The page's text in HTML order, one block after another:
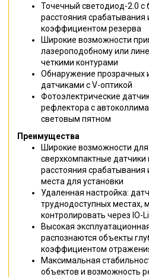
Точечный светодиод-2.0
расстояния срабатывания
коэффициентом резерва
Широкие возможности
лазероподобному или
четкими контурами
Обнаружение прозрачных
датчиками с V-оптикой
Фотоэлектрические
рефлектора с
световым пятном
Преимущества
Широкие возможности
сверхкомпактные
расстояния срабатывания
места для установки
Удаленная настройка:
труднодоступных местах,
контролировать через IO-
Высокая
распознаются объекты
коэффициентом
Максимальная
объектов и возможность